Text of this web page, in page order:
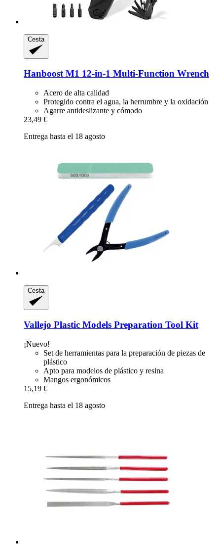
Cesta
Hanboost M1 12-​in-​1 Multi-​Function Wrench
Acero de alta calidad
Protegido contra el agua, la herrumbre y la oxidación
Agarre antideslizante y cómodo
23,49 €
Entrega hasta el 18 agosto
Cesta
Vallejo Plastic Models Preparation Tool Kit
¡Nuevo!
Set de herramientas para la preparación de piezas de
plástico
Apto para modelos de plástico y resina
Mangos ergonómicos
15,19 €
Entrega hasta el 18 agosto